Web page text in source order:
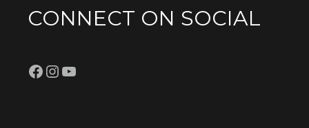
CONNECT ON SOCIAL
Facebook
Instagram
YouTube